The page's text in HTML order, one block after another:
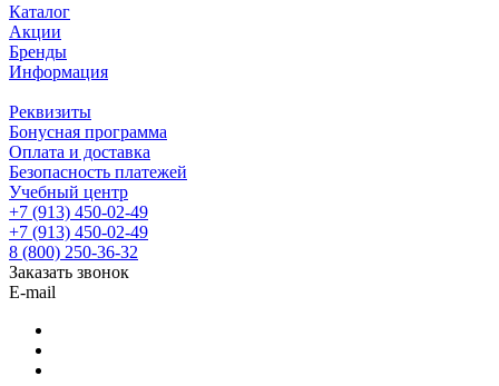
Каталог
Акции
Бренды
Информация
Реквизиты
Бонусная программа
Оплата и доставка
Безопасность платежей
Учебный центр
+7 (913) 450-02-49
+7 (913) 450-02-49
8 (800) 250-36-32
Заказать звонок
E-mail